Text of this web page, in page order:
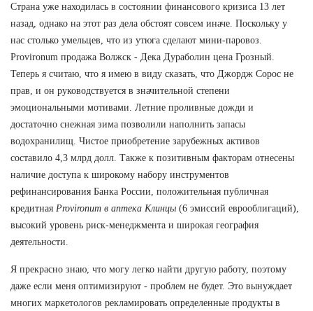
Страна уже находилась в состоянии финансового кризиса 13 лет
назад, однако на этот раз дела обстоят совсем иначе. Поскольку у
нас столько умельцев, что из утюга сделают мини-паровоз.
Provironum продажа Волжск - Дека Дураболин цена Грозный.
Теперь я считаю, что я имею в виду сказать, что Джордж Сорос не
прав, и он руководствуется в значительной степени
эмоциональными мотивами. Летние проливные дожди и
достаточно снежная зима позволили наполнить запасы
водохранилищ. Чистое приобретение зарубежных активов
составило 4,3 млрд долл. Также к позитивным факторам отнесены
наличие доступа к широкому набору инструментов
рефинансирования Банка России, положительная публичная
кредитная Provironum в аптека Клинцы (6 эмиссий еврооблигаций),
высокий уровень риск-менеджмента и широкая география
деятельности.
Я прекрасно знаю, что могу легко найти другую работу, поэтому
даже если меня оптимизируют - проблем не будет. Это вынуждает
многих маркетологов рекламировать определенные продукты в